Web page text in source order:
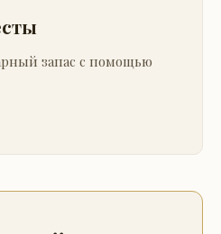
запас с помощью